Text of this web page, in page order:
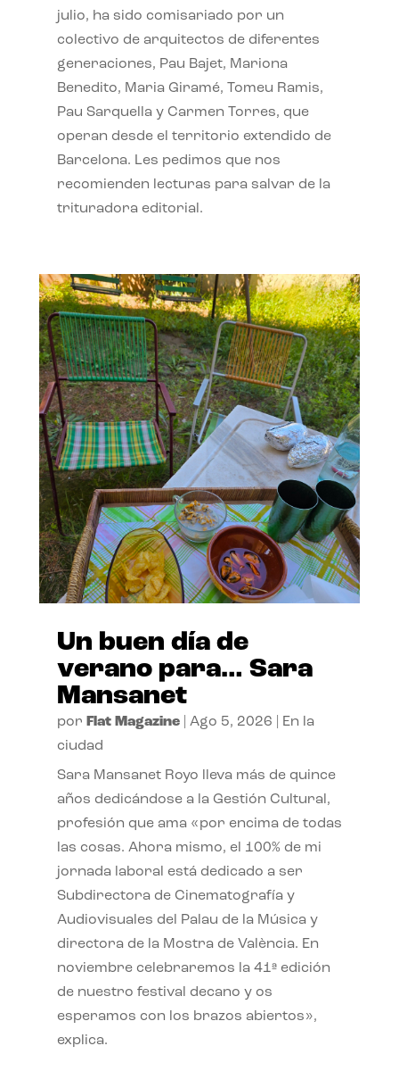
julio, ha sido comisariado por un
colectivo de arquitectos de diferentes
generaciones, Pau Bajet, Mariona
Benedito, Maria Giramé, Tomeu Ramis,
Pau Sarquella y Carmen Torres, que
operan desde el territorio extendido de
Barcelona. Les pedimos que nos
recomienden lecturas para salvar de la
trituradora editorial.
Un buen día de
verano para… Sara
Mansanet
por Flat Magazine| Ago 5, 2026
En la
ciudad
Sara Mansanet Royo lleva más de quince
años dedicándose a la Gestión Cultural,
profesión que ama «por encima de todas
las cosas. Ahora mismo, el 100% de mi
jornada laboral está dedicado a ser
Subdirectora de Cinematografía y
Audiovisuales del Palau de la Música y
directora de la Mostra de València. En
noviembre celebraremos la 41ª edición
de nuestro festival decano y os
esperamos con los brazos abiertos»,
explica.